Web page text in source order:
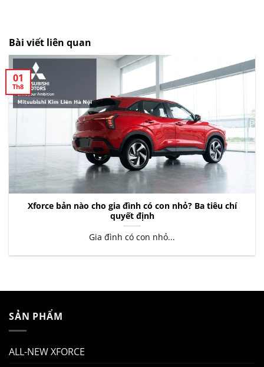
Bài viết liên quan
Xforce bản nào cho gia đình có con nhỏ? Ba tiêu chí
quyết định
Gia đình có con nhỏ...
01
Th8
SẢN PHẨM
ALL-NEW XFORCE